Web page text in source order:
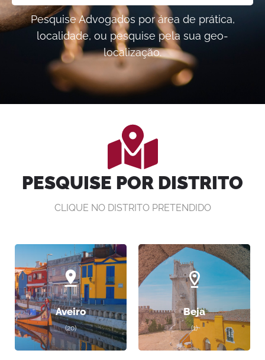
Pesquise Advogados por área de prática,
localidade, ou pesquise pela sua geo-
localização.
PESQUISE POR DISTRITO
CLIQUE NO DISTRITO PRETENDIDO
Aveiro
(20)
Beja
(1)